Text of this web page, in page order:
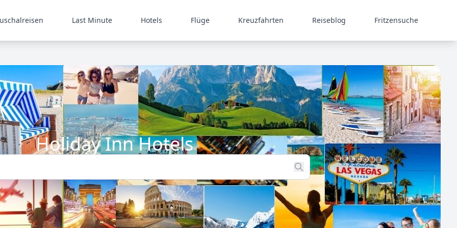
Last Minute Hotels Flüge Kreuzfahrten Reiseblog Fritzensuche
Holiday Inn Hotels